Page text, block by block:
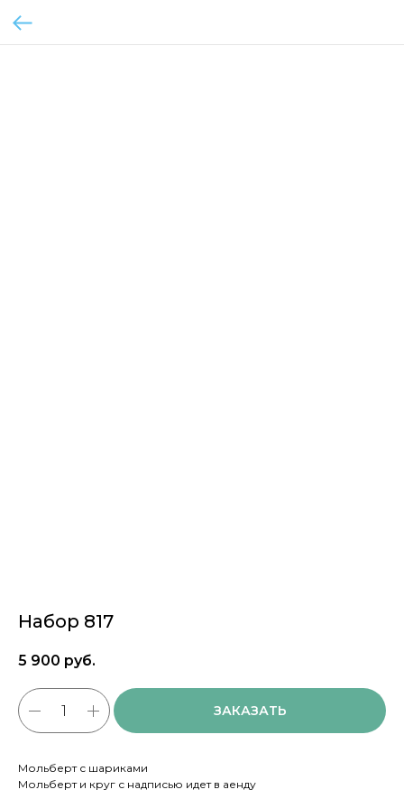
Набор 817
5 900 руб.
ЗАКАЗАТЬ
Мольберт с шариками
Мольберт и круг с надписью идет в аенду